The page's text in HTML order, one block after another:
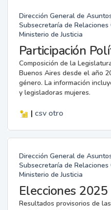
Dirección General de
Subsecretaría de
Ministerio de Justicia
Composición de la
Buenos Aires desde el año
género. La información
y legisladoras mujeres.
| csv otro
Dirección General de
Subsecretaría de
Ministerio de Justicia
Elecciones 2025
Resultados provisorios de